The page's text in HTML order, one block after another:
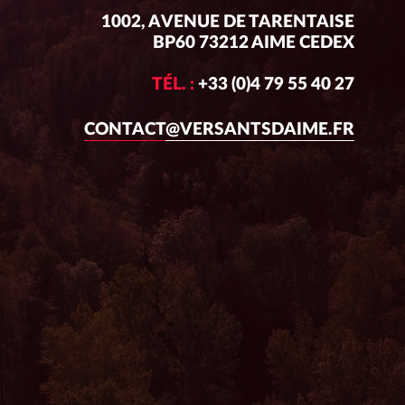
1002, AVENUE DE TARENTAISE
BP60 73212 AIME CEDEX
TÉL. : +33 (0)4 79 55 40 27
CONTACT@VERSANTSDAIME.FR